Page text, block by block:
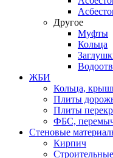
Другое
Муфты
Кольца
ЖБИ
Кольца,
Плиты
Плиты
ФБС,
Стеновые
Кирпич